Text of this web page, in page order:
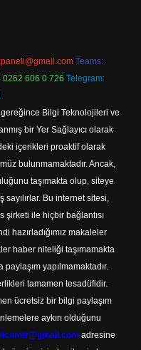
Teams:
0262 606 0 726 Telegram:
Bilgi Teknolojileri ve
bir Yer Sağlayıcı olarak
içerikleri proaktif olarak
bulunmamaktadır. Ancak,
taşımakta olup, siteye
Bu internet sitesi,
şirketi ile hiçbir bağlantısı
hazırladığımız makaleler
haber niteliği taşımamakta
yapılmamaktadır.
tamamen tesadüfidir.
ücretsiz bir bilgi paylaşım
aykırı olduğunu
adresine